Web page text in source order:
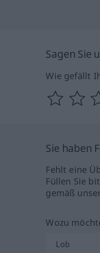
Sagen Sie
Wie gefällt
Sie haben
Fehlt eine
Füllen Sie
gemäß
Wozu